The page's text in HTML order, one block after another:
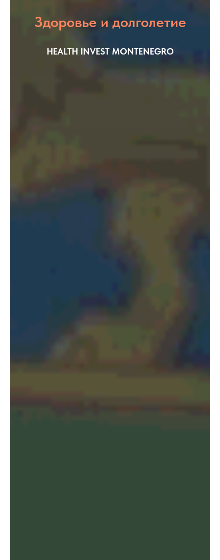
Здоровье и долголетие
HEALTH INVEST MONTENEGRO